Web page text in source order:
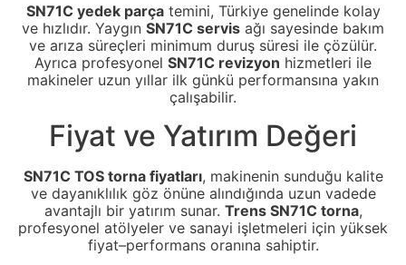
SN71C yedek parçatemini, Türkiye genelinde kolay
ve hızlıdır. Yaygın SN71C servis ağı sayesinde bakım
ve arıza süreçleri minimum duruş süresi ile çözülür.
Ayrıca profesyonel SN71C revizyon hizmetleri ile
makineler uzun yıllar ilk günkü performansına yakın
çalışabilir.
Fiyat ve Yatırım Değeri
SN71C TOS torna fiyatları, makinenin sunduğu kalite
ve dayanıklılık göz önüne alındığında uzun vadede
avantajlı bir yatırım sunar. Trens SN71C torna,
profesyonel atölyeler ve sanayi işletmeleri için yüksek
fiyat–performans oranına sahiptir.